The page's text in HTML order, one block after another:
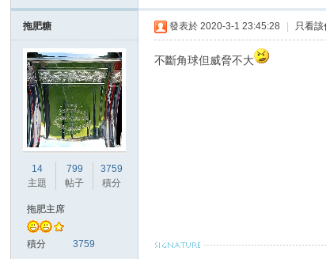
愛
拖肥糖
14
主題
799
帖子
3759
積分
拖肥主席
積分 3759
發表於 2020-3-1 23:45:28 只看該
不斷角球但威脅不大